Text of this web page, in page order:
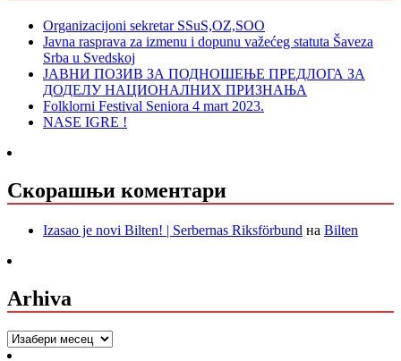
Organizacijoni sekretar SSuS,OZ,SOO
Javna rasprava za izmenu i dopunu važećeg statuta Šaveza
Srba u Svedskoj
ЈАВНИ ПОЗИВ ЗА ПОДНОШЕЊЕ ПРЕДЛОГА ЗА
ДОДЕЛУ НАЦИОНАЛНИХ ПРИЗНАЊА
Folklorni Festival Seniora 4 mart 2023.
NASE IGRE !
Скорашњи коментари
Izasao je novi Bilten! | Serbernas Riksförbund на Bilten
Arhiva
Arhiva